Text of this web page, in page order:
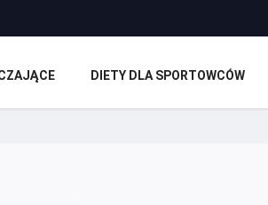
DIETY DLA SPORTOWCÓW